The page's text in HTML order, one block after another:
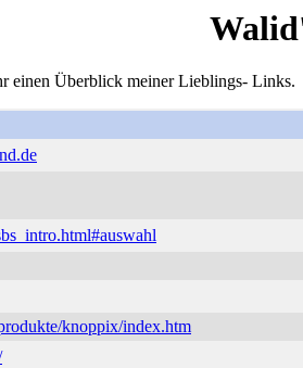
einen Überblick meiner Lieblings- Links.
knoppix/index.htm